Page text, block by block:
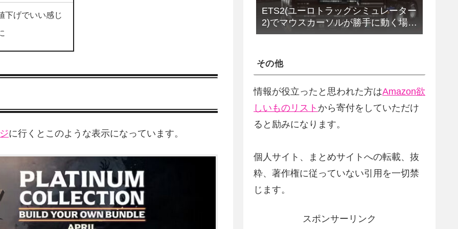
下げでいい感じ
に行くとこのような表示になっています。
ETS2(ユーロトラックシミュレーター
2)でマウスカーソルが勝手に動く場合
の解決法(改定版)
その他
情報が役立ったと思われた方はAmazon欲
しいものリスト から寄付をしていただけ
ると励みになります。
個人サイト、まとめサイトへの転載、抜
粋、著作権に従っていない引用を一切禁
じます。
スポンサーリンク